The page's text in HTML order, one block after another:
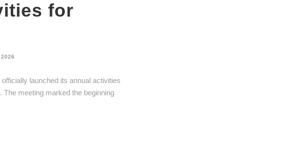
for
launched its annual activities
meeting marked the beginning